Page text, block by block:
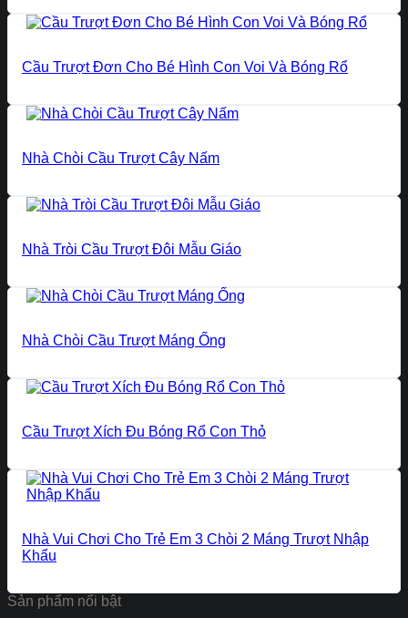
Cầu Trượt Đơn Cho Bé Hình Con Voi Và Bóng Rổ
Nhà Chòi Cầu Trượt Cây Nấm
Nhà Tròi Cầu Trượt Đôi Mẫu Giáo
Nhà Chòi Cầu Trượt Máng Ống
Cầu Trượt Xích Đu Bóng Rổ Con Thỏ
Nhà Vui Chơi Cho Trẻ Em 3 Chòi 2 Máng Trượt Nhập
Khẩu
Sản phẩm nổi bật